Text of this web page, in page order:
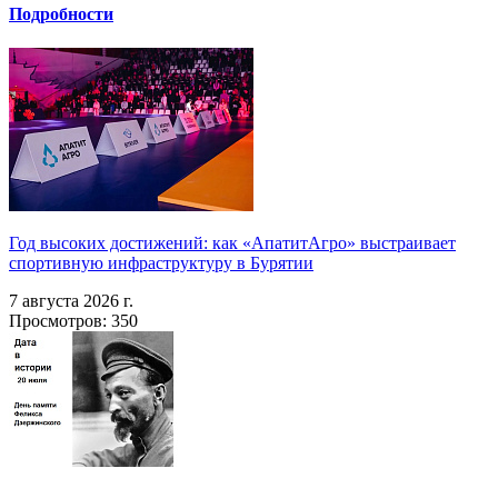
Подробности
Год высоких достижений: как «АпатитАгро» выстраивает
спортивную инфраструктуру в Бурятии
7 августа 2026 г.
Просмотров: 350